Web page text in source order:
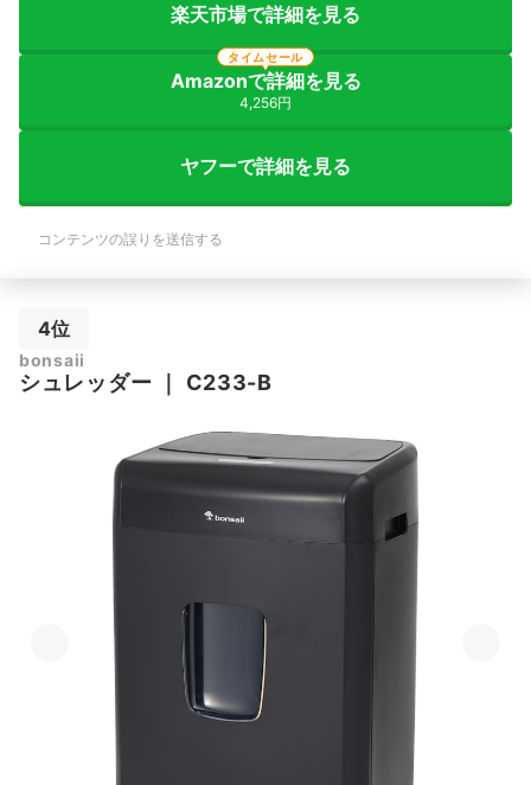
楽天市場で詳細を見る
Amazonで詳細を見る
4,256円
タイムセール
ヤフーで詳細を見る
コンテンツの誤りを送信する
4位
bonsaii
シュレッダー C233-B